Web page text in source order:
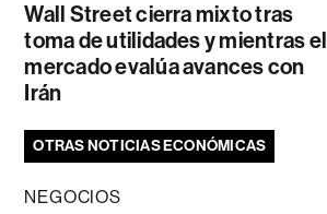
Wall Street cierra mixto tras
toma de utilidades y mientras el
mercado evalúa avances con
Irán
OTRAS NOTICIAS ECONÓMICAS
NEGOCIOS